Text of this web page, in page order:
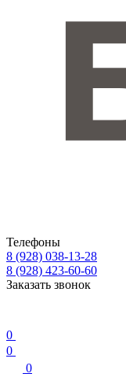
Телефоны
8 (928) 038-13-28
8 (928) 423-60-60
Заказать звонок
0
0
0